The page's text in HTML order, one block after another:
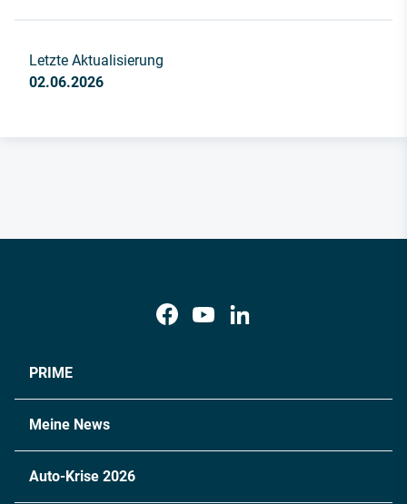
Letzte Aktualisierung
02.06.2026
PRIME
Meine News
Auto-Krise 2026